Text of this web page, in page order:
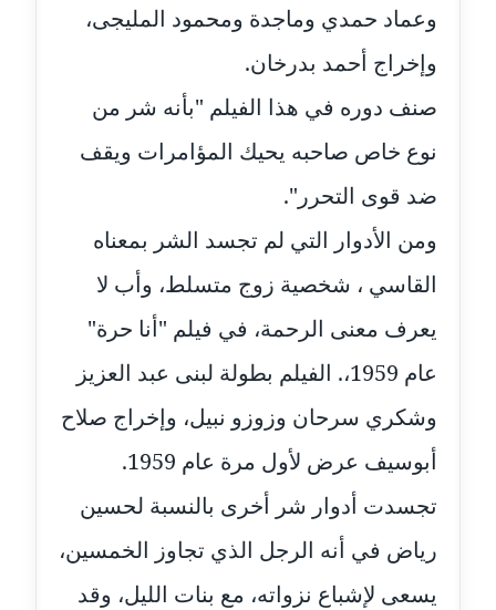
مدونة سارة القصبي
عاملة
مدونة سارة سعيد
عاملة
مدونة سالي علاء الدين
عاملة
مدونة سامح رشاد
عاملة
مدونة سامح طلعت
مدونة سامح فرج
عاملة
مدونة سحر أبو العلا
عاملة
وعماد حمدي وماجدة ومحمود المليجى،
وإخراج أحمد بدرخان.
صنف دوره في هذا الفيلم "بأنه شر من
نوع خاص صاحبه يحيك المؤامرات ويقف
ضد قوى التحرر".
ومن الأدوار التي لم تجسد الشر بمعناه
القاسي ، شخصية زوج متسلط، وأب لا
يعرف معنى الرحمة، في فيلم "أنا حرة"
عام 1959،. الفيلم بطولة لبنى عبد العزيز
وشكري سرحان وزوزو نبيل، وإخراج صلاح
أبوسيف عرض لأول مرة عام 1959.
تجسدت أدوار شر أخرى بالنسبة لحسين
رياض في أنه الرجل الذي تجاوز الخمسين،
يسعى لإشباع نزواته، مع بنات الليل، وقد